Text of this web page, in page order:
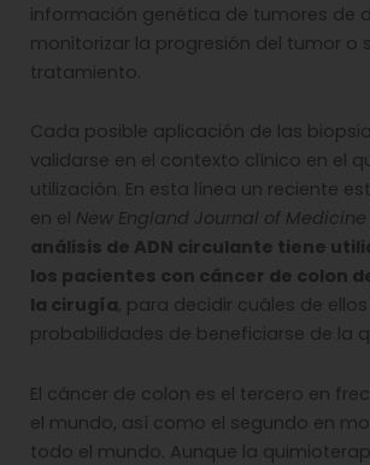
información genética de tumores de
monitorizar la progresión del tumor o
tratamiento.
Cada posible aplicación de las
validarse en el contexto clínico en el
utilización. En esta línea un reciente
en el New England Journal of Medicine
análisis de ADN circulante tiene
los pacientes con cáncer de colon
la cirugía, para decidir cuáles de
probabilidades de beneficiarse de la
El cáncer de colon es el tercero en
el mundo, así como el segundo en
todo el mundo. Aunque la